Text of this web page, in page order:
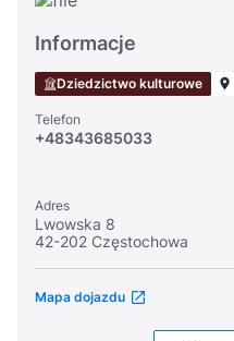
Informacje
Dziedzictwo kulturowe
Telefon
+48343685033
Adres
Lwowska 8
42-202 Częstochowa
Mapa dojazdu